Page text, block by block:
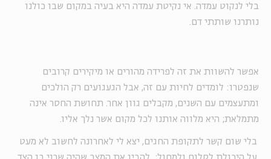
בלי לנקוט עמדה. אי נקיטת עמדה היא בעיה במקום שבו כולנו
נותרנו שותתי דם.
אפשר להשוות את זה לפרידה מהורים או מיקירים קרובים
שנפטרו: לומדים לחיות עם זה, אבל הגעגועים רק הולכים
ומתעצמים עם השנים, מקבלים גוון אחר. תחושת החסר אינה
מתמלאת; היא מלווה אותנו לכל מקום אשר נלך אליו.
בלי שום קשר לתקופת החגים, יצא לי לאחרונה לחשוב לא מעט